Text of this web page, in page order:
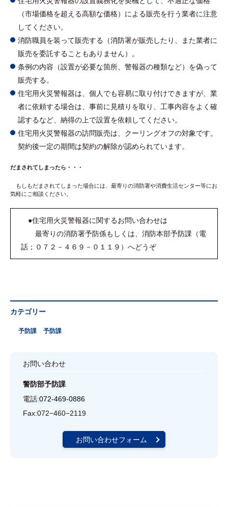
（市場価格を超える高額な価格）による販売を行う業者に注意
してください。
消防職員を装って販売する（消防署が販売したり、また業者に
販売を委託することもありません）。
条例の内容（設置が必要な箇所、警報器の種類など）を偽って
販売する。
住宅用火災警報器は、個人でも容易に取り付けできますが、業
者に依頼する場合は、事前に見積りを取り、工事内容をよく確
認するなど、納得の上で設置を依頼してください。
住宅用火災警報器の訪問販売は、クーリングオフの対象です。
契約後一定の期間は契約の解除が認められています。
だまされてしまったら・・・
もしもだまされてしまった場合には、最寄りの消防署や消費生活センター等にお
気軽にご相談ください。
●住宅用火災警報器に関するお問い合わせは
最寄りの消防署予防係もしくは、消防本部予防課（電
話；０７２－４６９－０１１９）へどうぞ
カテゴリー
予防課 予防課
お問い合わせ
警防部予防課
電話:072-469-0886
Fax:072−460−2119
お問い合わせフォーム